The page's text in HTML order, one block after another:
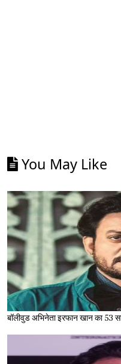
You May Like
बॉलीवुड अभिनेता इरफान खान का 53